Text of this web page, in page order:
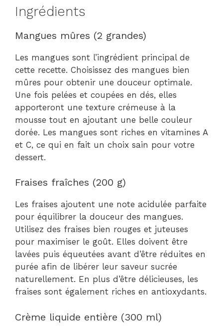
Ingrédients
Mangues mûres (2 grandes)
Les mangues sont l’ingrédient principal de
cette recette. Choisissez des mangues bien
mûres pour obtenir une douceur optimale.
Une fois pelées et coupées en dés, elles
apporteront une texture crémeuse à la
mousse tout en ajoutant une belle couleur
dorée. Les mangues sont riches en vitamines A
et C, ce qui en fait un choix sain pour votre
dessert.
Fraises fraîches (200 g)
Les fraises ajoutent une note acidulée parfaite
pour équilibrer la douceur des mangues.
Utilisez des fraises bien rouges et juteuses
pour maximiser le goût. Elles doivent être
lavées puis équeutées avant d’être réduites en
purée afin de libérer leur saveur sucrée
naturellement. En plus d’être délicieuses, les
fraises sont également riches en antioxydants.
Crème liquide entière (300 ml)